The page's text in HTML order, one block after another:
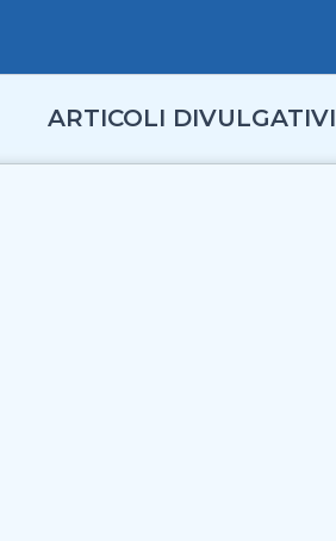
ARTICOLI DIVULGATIVI